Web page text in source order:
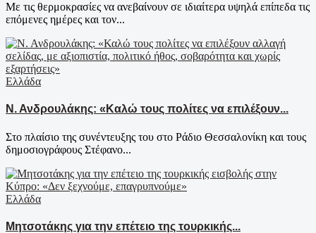
Με τις θερμοκρασίες να ανεβαίνουν σε ιδιαίτερα υψηλά επίπεδα τις
επόμενες ημέρες και τον...
Ελλάδα
Ν. Ανδρουλάκης: «Καλώ τους πολίτες να επιλέξουν...
Στο πλαίσιο της συνέντευξης του στο Ράδιο Θεσσαλονίκη και τους
δημοσιογράφους Στέφανο...
Ελλάδα
Μητσοτάκης για την επέτειο της τουρκικής...